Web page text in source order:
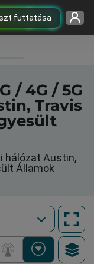
futtatása
/ 4G / 5G
Travis
hálózat Austin,
Államok